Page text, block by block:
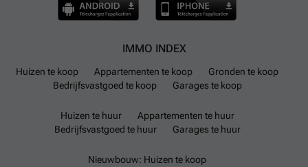
IMMO INDEX
Huizen te koop Appartementen te koop
Gronden te koop
Bedrijfsvastgoed te koop
Garages te koop
Huizen te huur
Appartementen te huur
Bedrijfsvastgoed te huur
Garages te huur
Nieuwbouw: Huizen te koop